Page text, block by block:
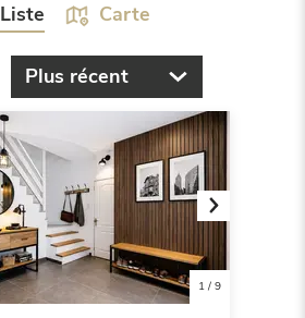
Liste Carte
Plus récent
Next
1/ 9